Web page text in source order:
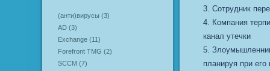
(анти)вирусы (3)
AD (3)
Exchange (11)
Forefront TMG (2)
SCCM (7)
Сотрудник
Компания
канал утечки
планируя при